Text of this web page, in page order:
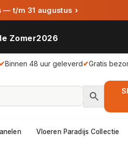
t/m 31 augustus ›
Zomer2026
✔Binnen 48 uur geleverd✔Gratis
Vloeren Paradijs Collectie